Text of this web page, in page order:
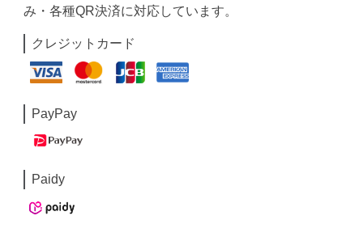
み・各種QR決済に対応しています。
クレジットカード
PayPay
Paidy